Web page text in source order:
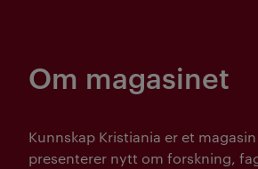
Om magasinet
Kunnskap Kristiania er et
presenterer nytt om forskning,